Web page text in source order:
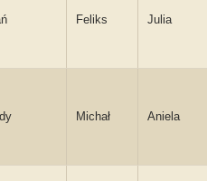
Feliks Julia
Michał Aniela